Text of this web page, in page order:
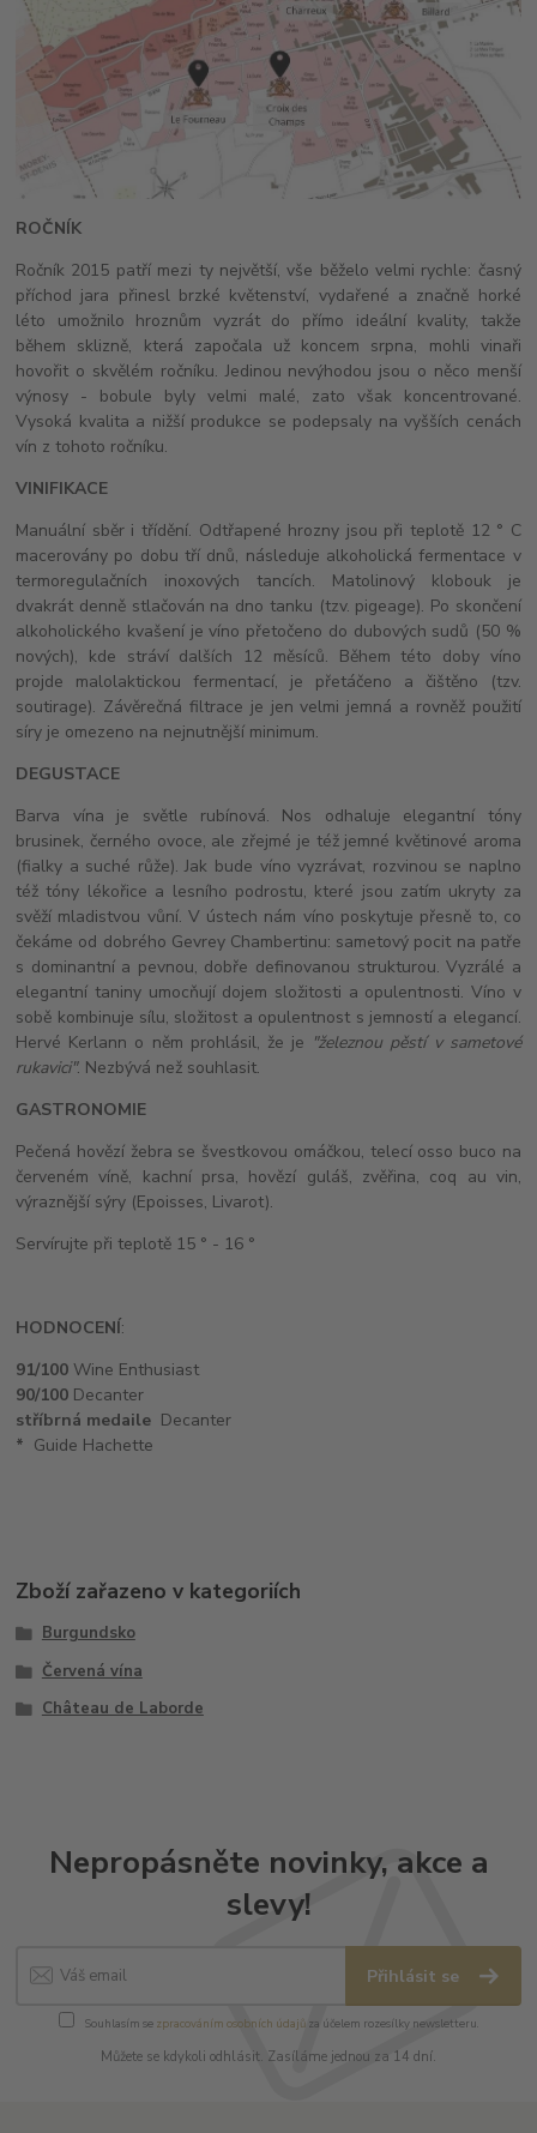
ROČNÍK
Ročník 2015 patří mezi ty největší, vše běželo velmi rychle: časný
příchod jara přinesl brzké květenství, vydařené a značně horké
léto umožnilo hroznům vyzrát do přímo ideální kvality, takže
během sklizně, která započala už koncem srpna, mohli vinaři
hovořit o skvělém ročníku. Jedinou nevýhodou jsou o něco menší
výnosy - bobule byly velmi malé, zato však koncentrované.
Vysoká kvalita a nižší produkce se podepsaly na vyšších cenách
vín z tohoto ročníku.
VINIFIKACE
Manuální sběr i třídění. Odtřapené hrozny jsou při teplotě 12 ° C
macerovány po dobu tří dnů, následuje alkoholická fermentace v
termoregulačních inoxových tancích. Matolinový klobouk je
dvakrát denně stlačován na dno tanku (tzv. pigeage). Po skončení
alkoholického kvašení je víno přetočeno do dubových sudů (50 %
nových), kde stráví dalších 12 měsíců. Během této doby víno
projde malolaktickou fermentací, je přetáčeno a čištěno (tzv.
soutirage). Závěrečná filtrace je jen velmi jemná a rovněž použití
síry je omezeno na nejnutnější minimum.
DEGUSTACE
Barva vína je světle rubínová. Nos odhaluje elegantní tóny
brusinek, černého ovoce, ale zřejmé je též jemné květinové aroma
(fialky a suché růže). Jak bude víno vyzrávat, rozvinou se naplno
též tóny lékořice a lesního podrostu, které jsou zatím ukryty za
svěží mladistvou vůní. V ústech nám víno poskytuje přesně to, co
čekáme od dobrého Gevrey Chambertinu: sametový pocit na patře
s dominantní a pevnou, dobře definovanou strukturou. Vyzrálé a
elegantní taniny umocňují dojem složitosti a opulentnosti. Víno v
sobě kombinuje sílu, složitost a opulentnost s jemností a elegancí.
Hervé Kerlann o něm prohlásil, že je "železnou pěstí v sametové
rukavici". Nezbývá než souhlasit.
GASTRONOMIE
Pečená hovězí žebra se švestkovou omáčkou, telecí osso buco na
červeném víně, kachní prsa, hovězí guláš, zvěřina, coq au vin,
výraznější sýry (Epoisses, Livarot).
Servírujte při teplotě 15 ° - 16 °
HODNOCENÍ:
91/100 Wine Enthusiast
90/100 Decanter
stříbrná medaile Decanter
* Guide Hachette
Zboží zařazeno v kategoriích
Burgundsko
Červená vína
Château de Laborde
Nepropásněte novinky, akce a
slevy!
Přihlásit se
Souhlasím se zpracováním osobních údajůza účelem rozesílky newsletteru.
Můžete se kdykoli odhlásit. Zasíláme jednou za 14 dní.